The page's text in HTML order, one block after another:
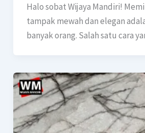
Halo sobat Wijaya Mandiri!
tampak mewah dan elegan
banyak orang. Salah satu cara